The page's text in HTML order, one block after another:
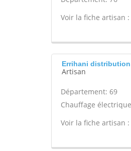
Voir la fiche artisan :
Errihani
Artisan
Département: 69
Chauffage
Voir la fiche artisan :